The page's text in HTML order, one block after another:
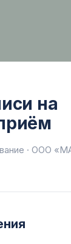
на
· ООО